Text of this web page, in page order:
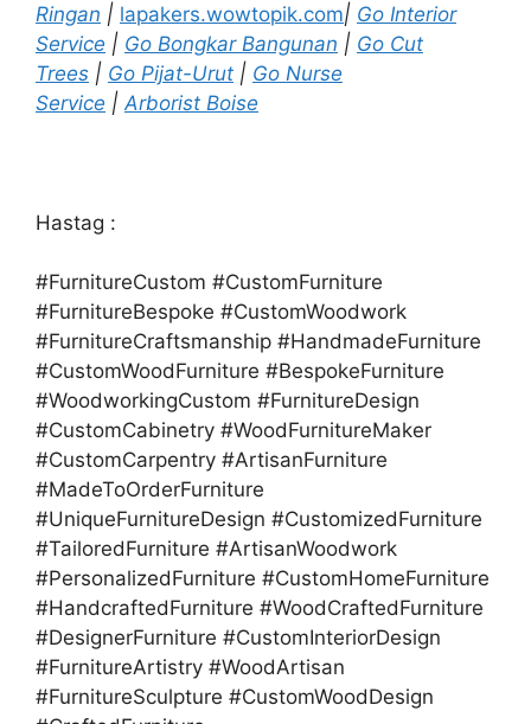
Ringan | lapakers.wowtopik.com| Go Interior
Service | Go Bongkar Bangunan | Go Cut
Trees | Go Pijat-Urut | Go Nurse
Service | Arborist Boise
Hastag :
#FurnitureCustom #CustomFurniture
#FurnitureBespoke #CustomWoodwork
#FurnitureCraftsmanship #HandmadeFurniture
#CustomWoodFurniture #BespokeFurniture
#WoodworkingCustom #FurnitureDesign
#CustomCabinetry #WoodFurnitureMaker
#CustomCarpentry #ArtisanFurniture
#MadeToOrderFurniture
#UniqueFurnitureDesign #CustomizedFurniture
#TailoredFurniture #ArtisanWoodwork
#PersonalizedFurniture #CustomHomeFurniture
#HandcraftedFurniture #WoodCraftedFurniture
#DesignerFurniture #CustomInteriorDesign
#FurnitureArtistry #WoodArtisan
#FurnitureSculpture #CustomWoodDesign